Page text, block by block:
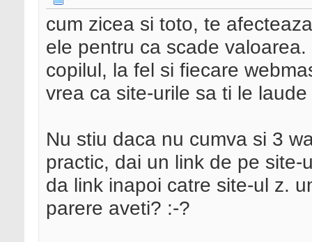
cum zicea si toto, te
ele pentru ca scade
copilul, la fel si fiecare
vrea ca site-urile sa ti le
Nu stiu daca nu cumva si 3
practic, dai un link de pe site-
da link inapoi catre site-ul z.
parere aveti? :-?